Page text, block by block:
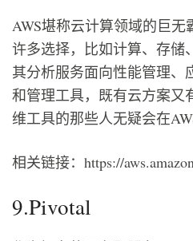
AWS堪称云计算领域的巨
许多选择，比如计算、存储
其分析服务面向性能管理、
和管理工具，既有云方案又
维工具的那些人无疑会在
相关链接：https://
9.Pivotal